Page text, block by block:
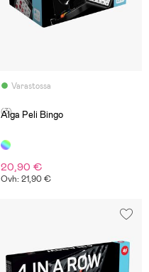
Varastossa
(3)
Alga Peli Bingo
20,90 €
Ovh: 21,90 €